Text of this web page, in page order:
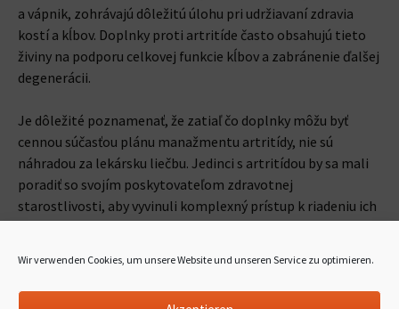
Wir verwenden Cookies, um unsere Website und unseren Service zu optimieren.
a vápnik, zohrávajú dôležitú úlohu pri udržiavaní zdravia
kostí a kĺbov. Doplnky proti artritíde často obsahujú tieto
živiny na podporu celkovej funkcie kĺbov a zabránenie ďalšej
degenerácii.
Je dôležité poznamenať, že zatiaľ čo doplnky môžu byť
cennou súčasťou plánu manažmentu artritídy, nie sú
náhradou za lekársku liečbu. Jedinci s artritídou by sa mali
poradiť so svojím poskytovateľom zdravotnej
starostlivosti, aby vyvinuli komplexný prístup k riadeniu ich